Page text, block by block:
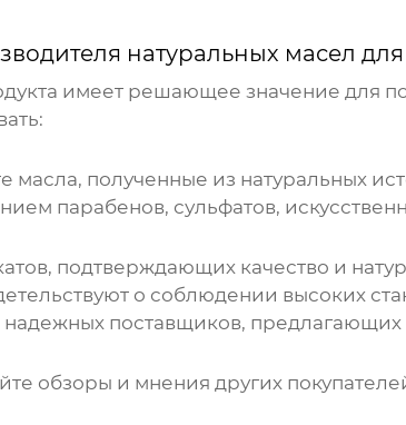
натуральных масел для
имеет решающее значение для
полученные из натуральных
парабенов, сульфатов,
подтверждающих качество и
о соблюдении высоких
поставщиков, предлагающих
обзоры и мнения других